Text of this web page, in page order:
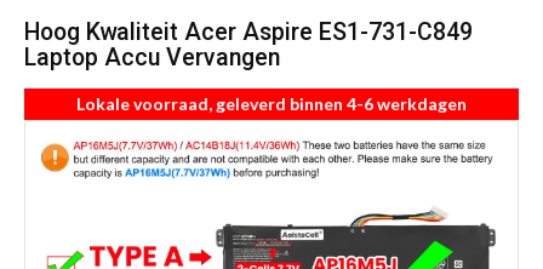
Hoog Kwaliteit Acer Aspire ES1-731-C849
Laptop Accu Vervangen
Lokale voorraad, geleverd binnen 4-6 werkdagen